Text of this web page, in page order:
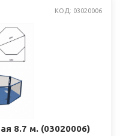
КОД: 03020006
8.7 м. (03020006)